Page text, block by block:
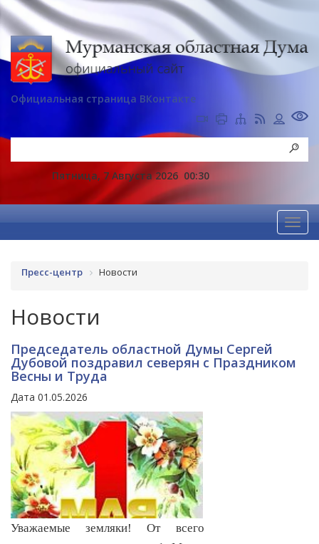
Официальная страница ВКонтакте
Пятница, 7 Августа 2026 00:30
Пресс-центр Новости
Новости
Председатель областной Думы Сергей
Дубовой поздравил северян с Праздником
Весны и Труда
Дата 01.05.2026
Уважаемые земляки!От всего